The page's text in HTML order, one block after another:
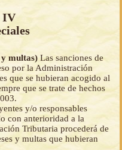
IV
multas) Las sanciones de
por la Administración
que se hubieran acogido al
que se trate de hechos
y/o responsables
con anterioridad a la
Tributaria procederá de
y multas que hubieran